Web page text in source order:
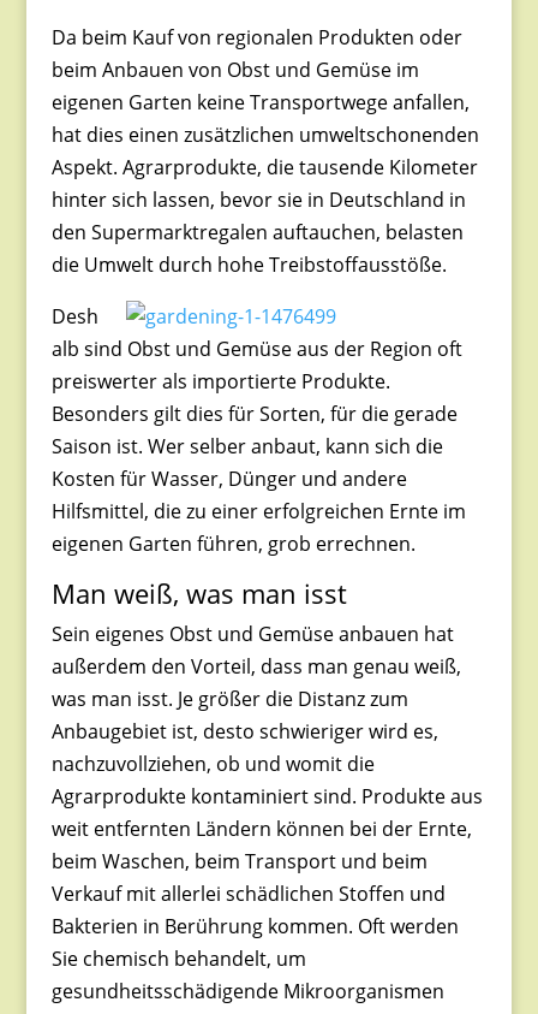
Da beim Kauf von regionalen Produkten oder
beim Anbauen von Obst und Gemüse im
eigenen Garten keine Transportwege anfallen,
hat dies einen zusätzlichen umweltschonenden
Aspekt. Agrarprodukte, die tausende Kilometer
hinter sich lassen, bevor sie in Deutschland in
den Supermarktregalen auftauchen, belasten
die Umwelt durch hohe Treibstoffausstöße.
Desh
alb sind Obst und Gemüse aus der Region oft
preiswerter als importierte Produkte.
Besonders gilt dies für Sorten, für die gerade
Saison ist. Wer selber anbaut, kann sich die
Kosten für Wasser, Dünger und andere
Hilfsmittel, die zu einer erfolgreichen Ernte im
eigenen Garten führen, grob errechnen.
Man weiß, was man isst
Sein eigenes Obst und Gemüse anbauen hat
außerdem den Vorteil, dass man genau weiß,
was man isst. Je größer die Distanz zum
Anbaugebiet ist, desto schwieriger wird es,
nachzuvollziehen, ob und womit die
Agrarprodukte kontaminiert sind. Produkte aus
weit entfernten Ländern können bei der Ernte,
beim Waschen, beim Transport und beim
Verkauf mit allerlei schädlichen Stoffen und
Bakterien in Berührung kommen. Oft werden
Sie chemisch behandelt, um
gesundheitsschädigende Mikroorganismen